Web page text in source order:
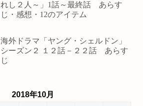
れし２人～」1話～最終話 あらす
じ・感想・12のアイテム
海外ドラマ「ヤング・シェルドン」
シーズン２ １２話－２２話 あらす
じ
2018年10月